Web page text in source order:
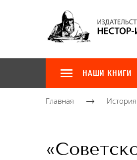
НАШИ КНИГИ
Главная История